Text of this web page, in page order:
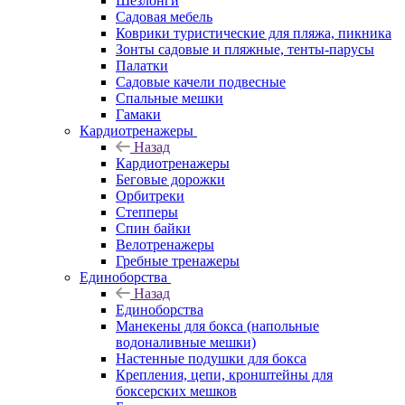
Садовая мебель
Коврики туристические для пляжа, пикника
Зонты садовые и пляжные, тенты-парусы
Палатки
Садовые качели подвесные
Спальные мешки
Гамаки
Кардиотренажеры
Назад
Кардиотренажеры
Беговые дорожки
Орбитреки
Степперы
Спин байки
Велотренажеры
Гребные тренажеры
Единоборства
Назад
Единоборства
Манекены для бокса (напольные
водоналивные мешки)
Настенные подушки для бокса
Крепления, цепи, кронштейны для
боксерских мешков